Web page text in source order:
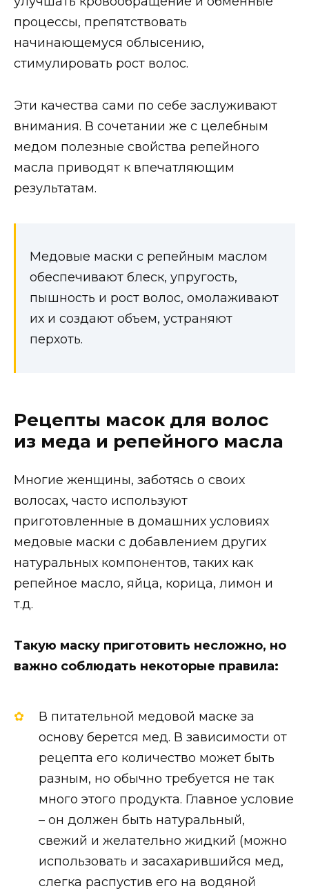
процессы, препятствовать
начинающемуся облысению,
стимулировать рост волос.
Эти качества сами по себе заслуживают
внимания. В сочетании же с целебным
медом полезные свойства репейного
масла приводят к впечатляющим
результатам.
Медовые маски с репейным маслом
обеспечивают блеск, упругость,
пышность и рост волос, омолаживают
их и создают объем, устраняют
перхоть.
Рецепты масок для волос
из меда и репейного масла
Многие женщины, заботясь о своих
волосах, часто используют
приготовленные в домашних условиях
медовые маски с добавлением других
натуральных компонентов, таких как
репейное масло, яйца, корица, лимон и
т.д.
Такую маску приготовить несложно, но
важно соблюдать некоторые правила:
В питательной медовой маске за
основу берется мед. В зависимости от
рецепта его количество может быть
разным, но обычно требуется не так
много этого продукта. Главное условие
– он должен быть натуральный,
свежий и желательно жидкий (можно
использовать и засахарившийся мед,
слегка распустив его на водяной